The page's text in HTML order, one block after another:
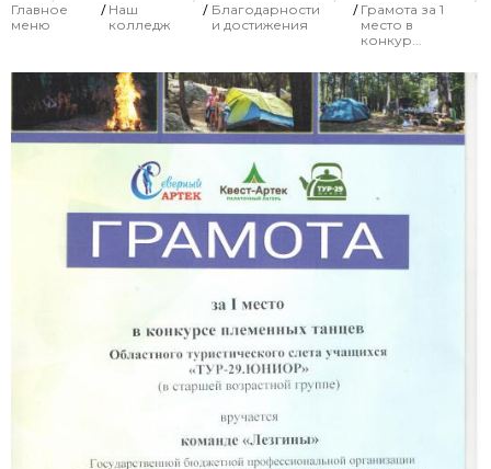
Главное
меню
/ Наш
колледж
/ Благодарности
и достижения
/ Грамота за 1
место в
конкур...